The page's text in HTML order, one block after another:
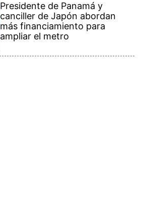
Presidente de Panamá y
canciller de Japón abordan
más financiamiento para
ampliar el metro